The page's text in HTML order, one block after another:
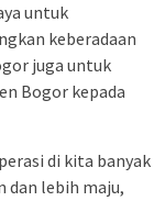
untuk
keberadaan
juga untuk
Bogor kepada
di kita banyak
dan lebih maju,